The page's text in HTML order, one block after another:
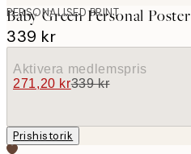
PERSONALISED PRINT
Baby Green Personal Poster
339 kr
Aktivera medlemspris
271,20 kr339 kr
Prishistorik